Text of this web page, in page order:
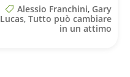
Alessio Franchini, Gary
Lucas, Tutto può cambiare
in un attimo